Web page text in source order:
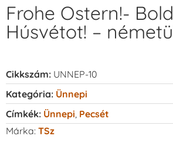
Frohe Ostern!-
Húsvétot! –
Cikkszám: UNNEP-10
Kategória: Ünnepi
Címkék: Ünnepi Pecsét
Márka: TSz